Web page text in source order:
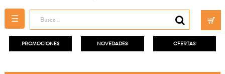
Navegación
de
palanca
☰
PROMOCIONES NOVEDADES OFERTAS